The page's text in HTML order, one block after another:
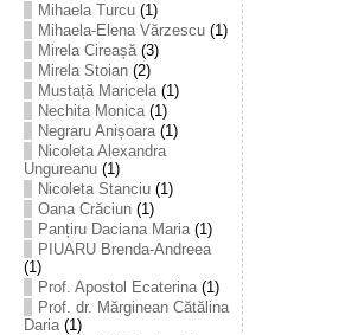
Mihaela Turcu(1)
Mihaela-Elena Vărzescu(1)
Mirela Cireașă(3)
Mirela Stoian(2)
Mustață Maricela(1)
Nechita Monica(1)
Negraru Anișoara(1)
Nicoleta Alexandra
Ungureanu(1)
Nicoleta Stanciu(1)
Oana Crăciun(1)
Panțiru Daciana Maria(1)
PIUARU Brenda-Andreea
(1)
Prof. Apostol Ecaterina(1)
Prof. dr. Mărginean Cătălina
Daria(1)